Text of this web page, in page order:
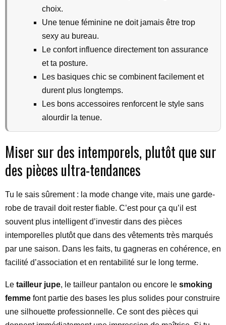
choix.
Une tenue féminine ne doit jamais être trop
sexy au bureau.
Le confort influence directement ton assurance
et ta posture.
Les basiques chic se combinent facilement et
durent plus longtemps.
Les bons accessoires renforcent le style sans
alourdir la tenue.
Miser sur des intemporels, plutôt que sur
des pièces ultra-tendances
Tu le sais sûrement : la mode change vite, mais une garde-
robe de travail doit rester fiable. C’est pour ça qu’il est
souvent plus intelligent d’investir dans des pièces
intemporelles plutôt que dans des vêtements très marqués
par une saison. Dans les faits, tu gagneras en cohérence, en
facilité d’association et en rentabilité sur le long terme.
Le tailleur jupe, le tailleur pantalon ou encore le smoking
femme font partie des bases les plus solides pour construire
une silhouette professionnelle. Ce sont des pièces qui